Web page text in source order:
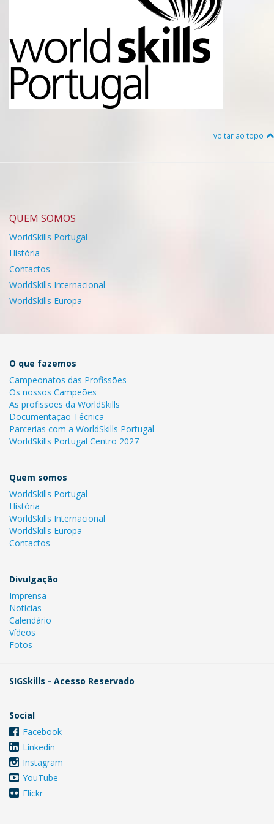
voltar ao topo
QUEM SOMOS
WorldSkills Portugal
História
Contactos
WorldSkills Internacional
WorldSkills Europa
O que fazemos
Campeonatos das Profissões
Os nossos Campeões
As profissões da WorldSkills
Documentação Técnica
Parcerias com a WorldSkills Portugal
WorldSkills Portugal Centro 2027
Quem somos
WorldSkills Portugal
História
WorldSkills Internacional
WorldSkills Europa
Contactos
Divulgação
Imprensa
Notícias
Calendário
Vídeos
Fotos
SIGSkills - Acesso Reservado
Social
Facebook
Linkedin
Instagram
YouTube
Flickr